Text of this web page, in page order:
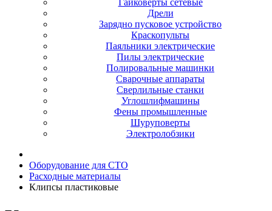
Гайковерты сетевые
Дрели
Зарядно пусковое устройство
Краскопульты
Паяльники электрические
Пилы электрические
Полировальные машинки
Сварочные аппараты
Сверлильные станки
Углошлифмашины
Фены промышленные
Шуруповерты
Электролобзики
Оборудование для CТО
Расходные материалы
Клипсы пластиковые